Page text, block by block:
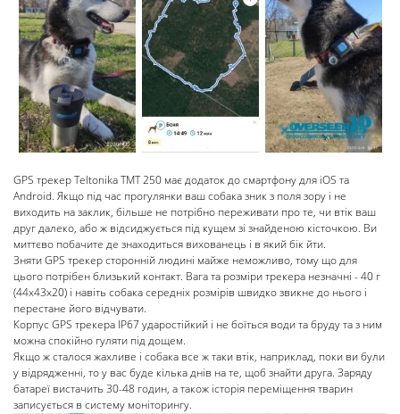
GPS трекер Teltonika ТМТ 250 має додаток до смартфону для iOS та
Android. Якщо під час прогулянки ваш собака зник з поля зору і не
виходить на заклик, більше не потрібно переживати про те, чи втік ваш
друг далеко, або ж відсиджується під кущем зі знайденою кісточкою. Ви
миттєво побачите де знаходиться вихованець і в який бік йти.
Зняти GPS трекер сторонній людині майже неможливо, тому що для
цього потрібен близький контакт. Вага та розміри трекера незначні - 40 г
(44x43x20) і навіть собака середніх розмірів швидко звикне до нього і
перестане його відчувати.
Корпус GPS трекера IP67 ударостійкий і не боїться води та бруду та з ним
можна спокійно гуляти під дощем.
Якщо ж сталося жахливе і собака все ж таки втік, наприклад, поки ви були
у відрядженні, то у вас буде кілька днів на те, щоб знайти друга. Заряду
батареї вистачить 30-48 годин, а також історія переміщення тварин
записується в систему моніторингу.